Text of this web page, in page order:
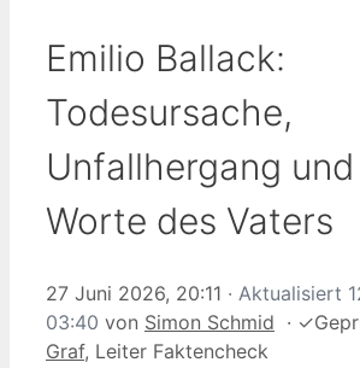
Emilio Ballack:
Todesursache,
Unfallhergang
Worte des Vaters
27 Juni 2026, 20:11 · Aktualisiert
03:40 von Simon Schmid · ✓
Graf, Leiter Faktencheck